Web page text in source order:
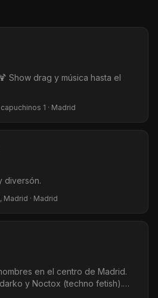
Show drag y música hasta el
1 · Madrid
diversón.
Madrid · Madrid
en el centro de Madrid.
y Noctox (techno fetish).
zonas de cruising y juego. El